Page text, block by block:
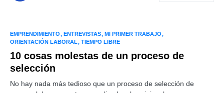
EMPRENDIMIENTO ENTREVISTAS MI PRIMER TRABAJO
ORIENTACIÓN LABORAL
TIEMPO LIBRE
10 cosas molestas de un proceso de
selección
No hay nada más tedioso que un proceso de selección de